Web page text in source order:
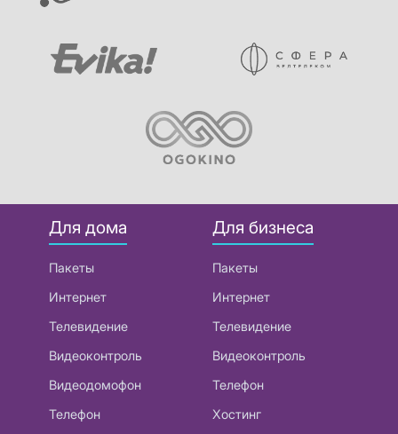
Для дома
Пакеты
Интернет
Телевидение
Видеоконтроль
Видеодомофон
Телефон
Для бизнеса
Пакеты
Интернет
Телевидение
Видеоконтроль
Телефон
Хостинг